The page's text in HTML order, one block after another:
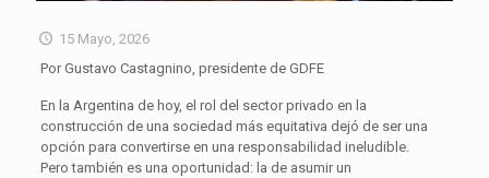
15 Mayo, 2026
Por Gustavo Castagnino, presidente de GDFE
En la Argentina de hoy, el rol del sector privado en la
construcción de una sociedad más equitativa dejó de ser una
opción para convertirse en una responsabilidad ineludible.
Pero también es una oportunidad: la de asumir un